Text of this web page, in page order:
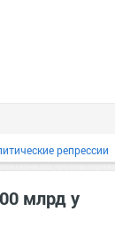
репрессии
млрд у